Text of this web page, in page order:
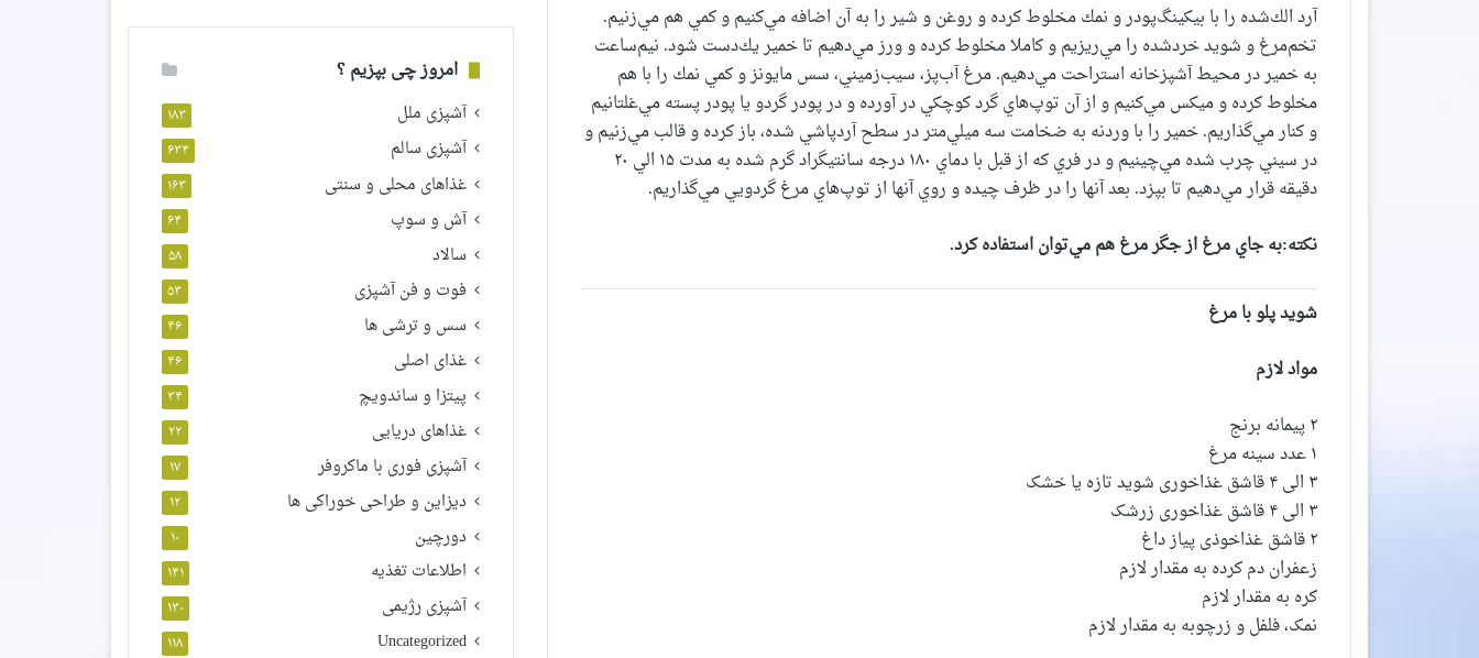
آرد الك‌شده را با بيكينگ‌پودر و نمك مخلوط كرده و روغن و شير را به آن اضافه مي‌كنيم و كمي هم مي‌زنيم.
تخم‌مرغ و شويد خردشده را مي‌ريزيم و كاملا مخلوط كرده و ورز مي‌دهيم تا خمير يك‌دست شود. نيم‌ساعت
به خمير در محيط آشپزخانه استراحت مي‌دهيم. مرغ آب‌پز، سيب‌زميني، سس مايونز و كمي نمك را با هم
مخلوط كرده و ميكس مي‌كنيم و از آن توپ‌هاي گرد كوچكي در آورده و در پودر گردو يا پودر پسته مي‌غلتانيم
و كنار مي‌گذاريم. خمير را با وردنه به ضخامت سه ميلي‌متر در سطح آردپاشي شده، باز كرده و قالب مي‌زنيم و
در سيني چرب شده مي‌چينيم و در فري كه از قبل با دماي ۱۸۰ درجه سانتيگراد گرم شده به مدت ۱۵ الي ۲۰
دقيقه قرار مي‌دهيم تا بپزد. بعد آنها را در ظرف چيده و روي آنها از توپ‌هاي مرغ گردويي مي‌گذاريم.
نكته:به جاي مرغ از جگر مرغ هم مي‌توان استفاده كرد.
شوید پلو با مرغ
مواد لازم
۲ پیمانه برنج
۱ عدد سینه مرغ
۳ الی ۴ قاشق غذاخوری شوید تازه یا خشک
۳ الی ۴ قاشق غذاخوری زرشک
۲ قاشق غذاخوذی پیاز داغ
زعفران دم کرده به مقدار لازم
کره به مقدار لازم
نمک، فلفل و زرچوبه به مقدار لازم
امروز چی بپزیم ؟
آشپزی ملل ۱۸۳
آشپزی سالم ۶۳۴
غذاهای محلی و سنتی ۱۶۳
آش و سوپ ۶۴
سالاد ۵۸
فوت و فن آشپزی ۵۳
سس و ترشی ها ۴۶
غذای اصلی ۴۶
پیتزا و ساندویچ ۳۴
غذاهای دریایی ۲۲
آشپزی فوری با ماکروفر ۱۷
دیزاین و طراحی خوراکی ها ۱۲
دورچین ۱۰
اطلاعات تغذیه ۱۴۱
آشپزی رژیمی ۱۳۰
Uncategorized ۱۱۸